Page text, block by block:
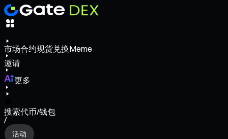
市场合约现货兑换Meme
邀请
更多
搜索代币/钱包
/
活动